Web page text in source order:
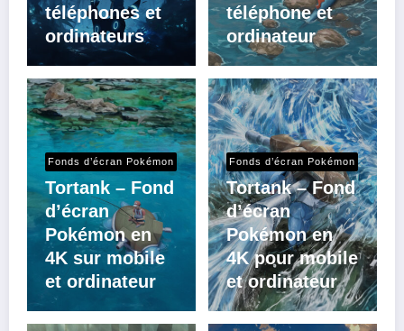
téléphones et
ordinateurs
téléphone et
ordinateur
Fonds d’écran Pokémon
Tortank – Fond
d’écran
Pokémon en
4K sur mobile
et ordinateur
Fonds d’écran Pokémon
Tortank – Fond
d’écran
Pokémon en
4K pour mobile
et ordinateur